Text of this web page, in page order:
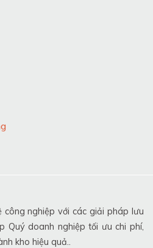
công nghiệp với các giải pháp lưu
Quý doanh nghiệp tối ưu chi phí,
kho hiệu quả..